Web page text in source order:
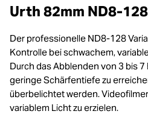
Urth 82mm ND8-
Der professionelle ND8-128
Kontrolle bei schwachem,
Durch das Abblenden von 3 bis
geringe Schärfentiefe zu
überbelichtet werden.
variablem Licht zu erzielen.